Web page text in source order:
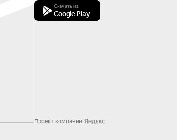
Скачать из
Google Play
Проект компании